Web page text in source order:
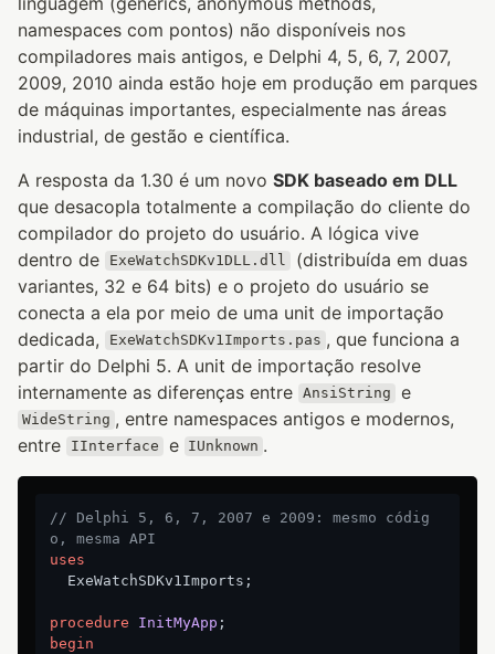
namespaces com pontos) não disponíveis nos
compiladores mais antigos, e Delphi 4, 5, 6, 7, 2007,
2009, 2010 ainda estão hoje em produção em parques
de máquinas importantes, especialmente nas áreas
industrial, de gestão e científica.
A resposta da 1.30 é um novo SDK baseado em DLL
que desacopla totalmente a compilação do cliente do
compilador do projeto do usuário. A lógica vive
dentro de
ExeWatchSDKv1DLL.dll
(distribuída em duas
variantes, 32 e 64 bits) e o projeto do usuário se
conecta a ela por meio de uma unit de importação
dedicada,
ExeWatchSDKv1Imports.pas , que funciona a
partir do Delphi 5. A unit de importação resolve
internamente as diferenças entre AnsiString e
WideString , entre namespaces antigos e modernos,
entre
IInterface e IUnknown .
// Delphi 5, 6, 7, 2007 e 2009: mesmo códig
o, mesma API
uses
procedure InitMyApp ;
begin